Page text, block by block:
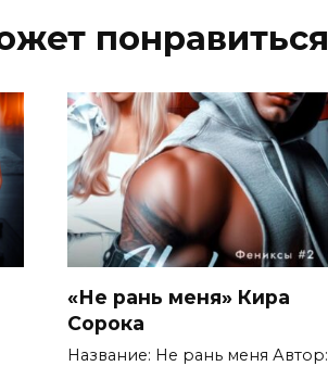
понравиться
«Не рань меня» Кира
Сорока
Название: Не рань меня Автор: